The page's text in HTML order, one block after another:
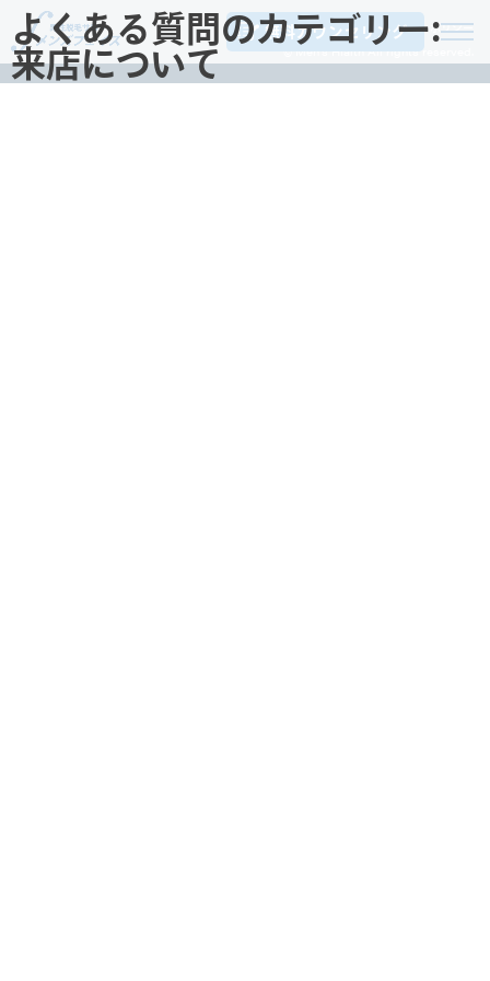
無料カウンセリング
よくある質問のカテゴリー:
来店について
お問い合わせ プライバシーポリシー
© Men's Hfaith All rights reserved.